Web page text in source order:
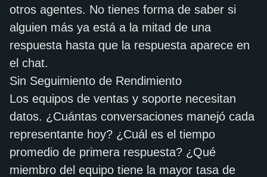
otros agentes. No tienes forma de saber si
alguien más ya está a la mitad de una
respuesta hasta que la respuesta aparece en
el chat.
Sin Seguimiento de Rendimiento
Los equipos de ventas y soporte necesitan
datos. ¿Cuántas conversaciones manejó cada
representante hoy? ¿Cuál es el tiempo
promedio de primera respuesta? ¿Qué
miembro del equipo tiene la mayor tasa de